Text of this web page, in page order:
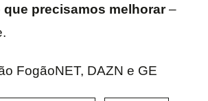
que precisamos melhorar–
FogãoNET, DAZN e GE